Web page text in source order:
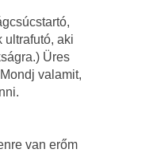
ultrafutó, aki
Üres
valamit,
van erőm